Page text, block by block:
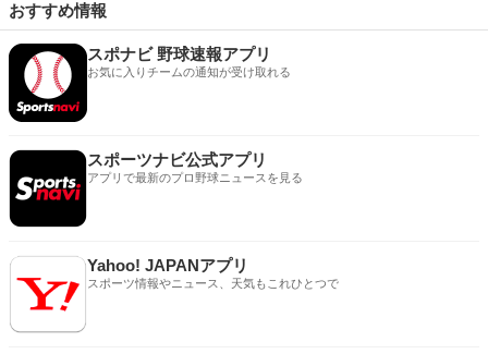
おすすめ情報
スポナビ 野球速報アプリ
お気に入りチームの通知が受け取れる
スポーツナビ公式アプリ
アプリで最新のプロ野球ニュースを見る
Yahoo! JAPANアプリ
スポーツ情報やニュース、天気もこれひとつで